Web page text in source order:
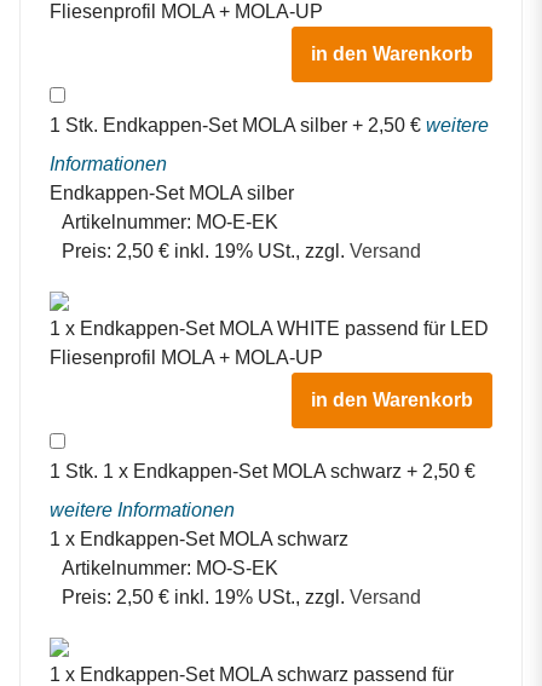
Fliesenprofil MOLA + MOLA-UP
in den Warenkorb
1 Stk. Endkappen-Set MOLA silber + 2,50 € weitere
Informationen
Endkappen-Set MOLA silber
Artikelnummer: MO-E-EK
Preis: 2,50 € inkl. 19% USt., zzgl. Versand
1 x Endkappen-Set MOLA WHITE passend für LED
Fliesenprofil MOLA + MOLA-UP
in den Warenkorb
1 Stk. 1 x Endkappen-Set MOLA schwarz + 2,50 €
weitere Informationen
1 x Endkappen-Set MOLA schwarz
Artikelnummer: MO-S-EK
Preis: 2,50 € inkl. 19% USt., zzgl. Versand
1 x Endkappen-Set MOLA schwarz passend für